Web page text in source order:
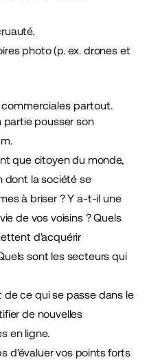
photo (p. ex. drones et
partout.
partie pousser son
que citoyen du monde,
dont la société se
à briser ? Y a-t-il une
de vos voisins ? Quels
d'acquérir
sont les secteurs qui
ce qui se passe dans le
de nouvelles
en ligne.
d'évaluer vos points forts